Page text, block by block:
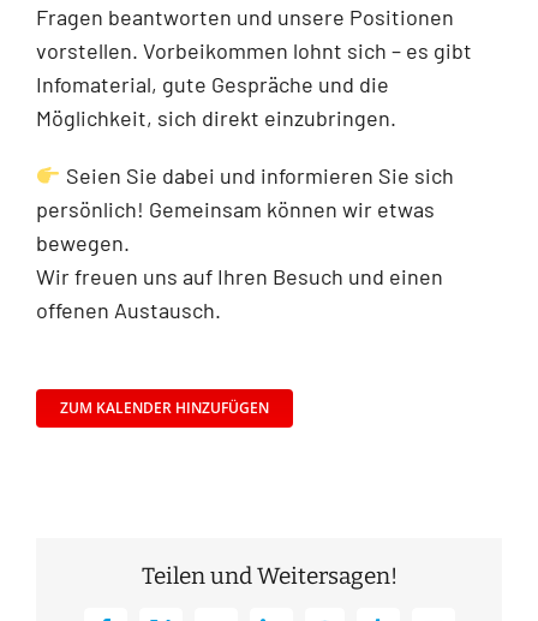
Fragen beantworten und unsere Positionen
vorstellen. Vorbeikommen lohnt sich – es gibt
Infomaterial, gute Gespräche und die
Möglichkeit, sich direkt einzubringen.
Seien Sie dabei und informieren Sie sich
persönlich! Gemeinsam können wir etwas
bewegen.
Wir freuen uns auf Ihren Besuch und einen
offenen Austausch.
ZUM KALENDER HINZUFÜGEN
Teilen und Weitersagen!